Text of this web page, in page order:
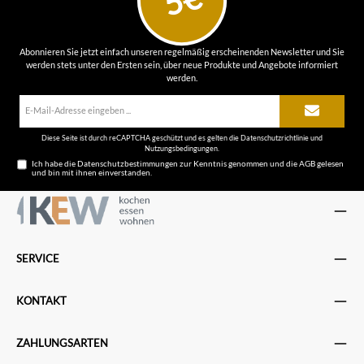
Abonnieren Sie jetzt einfach unseren regelmäßig erscheinenden Newsletter und Sie
werden stets unter den Ersten sein, über neue Produkte und Angebote informiert
werden.
Diese Seite ist durch reCAPTCHA geschützt und es gelten die Datenschutzrichtlinieund
Nutzungsbedingungen.
Ich habe dieDatenschutzbestimmungen zur Kenntnis genommen und dieAGBgelesen
und bin mit ihnen einverstanden.
SERVICE
KONTAKT
ZAHLUNGSARTEN